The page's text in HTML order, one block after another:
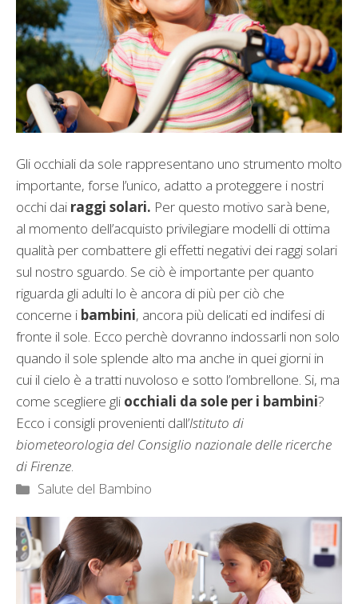
Gli occhiali da sole rappresentano uno strumento molto
importante, forse l’unico, adatto a proteggere i nostri
occhi dai raggi solari. Per questo motivo sarà bene,
al momento dell’acquisto privilegiare modelli di ottima
qualità per combattere gli effetti negativi dei raggi solari
sul nostro sguardo. Se ciò è importante per quanto
riguarda gli adulti lo è ancora di più per ciò che
concerne i bambini, ancora più delicati ed indifesi di
fronte il sole. Ecco perchè dovranno indossarli non solo
quando il sole splende alto ma anche in quei giorni in
cui il cielo è a tratti nuvoloso e sotto l’ombrellone. Si, ma
come scegliere gli occhiali da sole per i bambini?
Ecco i consigli provenienti dall’Istituto di
biometeorologia del Consiglio nazionale delle ricerche
di Firenze.
Categorie
Salute del Bambino